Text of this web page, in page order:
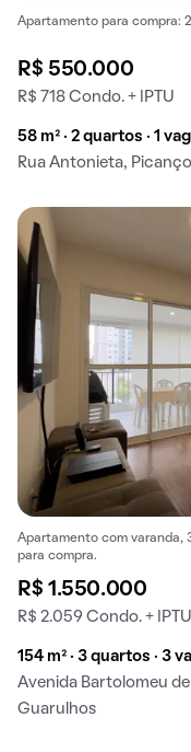
Apartamento para compra:
R$ 550.000
R$ 718 Condo. + IPTU
58 m² · 2 quartos · 1
Rua Antonieta,
Apartamento com varanda,
para compra.
R$ 1.550.000
R$ 2.059 Condo. + IPTU
154 m² · 3 quartos · 3
Avenida Bartolomeu
Guarulhos